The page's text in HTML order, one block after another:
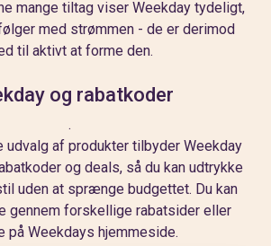
mange tiltag viser Weekday tydeligt,
med strømmen - de er derimod
til aktivt at forme den.
og rabatkoder
.
udvalg af produkter tilbyder Weekday
og deals, så du kan udtrykke
uden at sprænge budgettet. Du kan
gennem forskellige rabatsider eller
på Weekdays hjemmeside.